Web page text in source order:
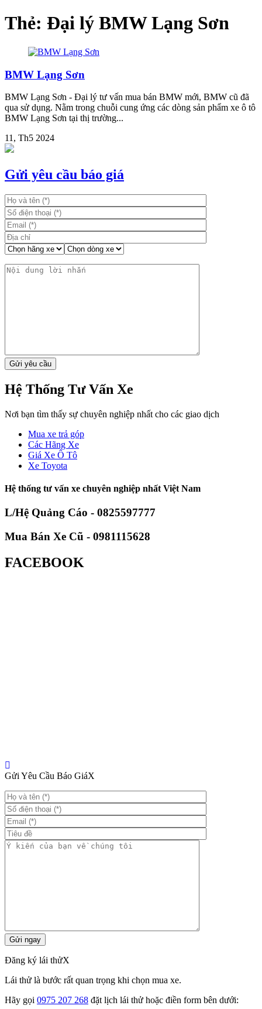
Thẻ: Đại lý BMW Lạng Sơn
BMW Lạng Sơn
BMW Lạng Sơn - Đại lý tư vấn mua bán BMW mới, BMW cũ đã
qua sử dụng. Nằm trong chuỗi cung ứng các dòng sản phẩm xe ô tô
BMW Lạng Sơn tại thị trường...
11, Th5 2024
Gửi yêu cầu báo giá
Hệ Thống Tư Vấn Xe
Nơi bạn tìm thấy sự chuyên nghiệp nhất cho các giao dịch
Mua xe trả góp
Các Hãng Xe
Giá Xe Ô Tô
Xe Toyota
Hệ thống tư vấn xe chuyên nghiệp nhất Việt Nam
L/Hệ Quảng Cáo - 0825597777
Mua Bán Xe Cũ - 0981115628
FACEBOOK
Gửi Yêu Cầu Báo GiáX
Đăng ký lái thửX
Lái thử là bước rất quan trọng khi chọn mua xe.
Hãy gọi 0975 207 268 đặt lịch lái thử hoặc điền form bên dưới: